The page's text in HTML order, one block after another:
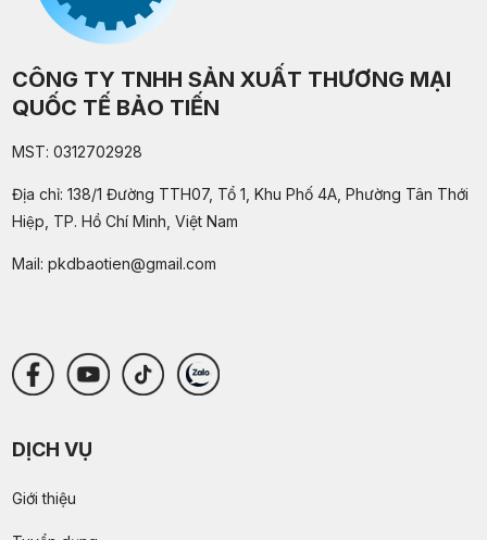
Đơn vị gia công băng tải PVC caro tải sản
phẩm theo yêu cầu
MON 07, 2026
Băng tải PVC caro công nghiệp khác gì so với
FRI 07, 2026
CÔNG TY TNHH SẢN XUẤT THƯƠNG MẠI
QUỐC TẾ BẢO TIẾN
MST: 0312702928
Địa chỉ: 138/1 Đường TTH07, Tổ 1, Khu Phố 4A, Phường Tân Thới
Hiệp, TP. Hồ Chí Minh, Việt Nam
Mail: pkdbaotien@gmail.com
DỊCH VỤ
Giới thiệu